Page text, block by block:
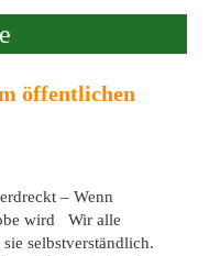
öffentlichen
– Wenn
wird Wir alle
selbstverständlich.